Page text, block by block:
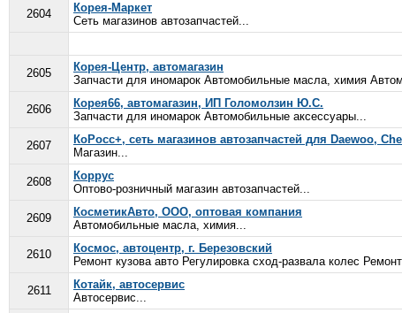
2604
Корея-Маркет
Сеть магазинов автозапчастей...
2605
Корея-Центр, автомагазин
Запчасти для иномарок Автомобильные масла, химия
2606
Корея66, автомагазин, ИП Голомолзин Ю.С.
Запчасти для иномарок Автомобильные аксессуары...
2607
КоРосс+, сеть магазинов автозапчастей для Daewoo,
Магазин...
2608
Коррус
Оптово-розничный магазин автозапчастей...
2609
КосметикАвто, ООО, оптовая компания
Автомобильные масла, химия...
2610
Космос, автоцентр, г. Березовский
Ремонт кузова авто Регулировка сход-развала колес
2611
Котайк, автосервис
Автосервис...